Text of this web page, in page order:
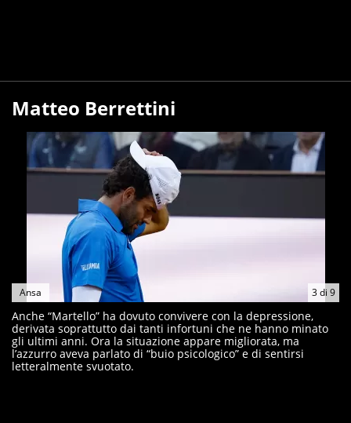
Matteo Berrettini
3di 9
Ansa
Anche “Martello” ha dovuto convivere con la depressione,
derivata soprattutto dai tanti infortuni che ne hanno minato
gli ultimi anni. Ora la situazione appare migliorata, ma
l’azzurro aveva parlato di “buio psicologico” e di sentirsi
letteralmente svuotato.